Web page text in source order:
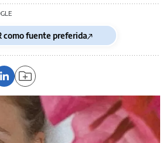
como fuente preferida